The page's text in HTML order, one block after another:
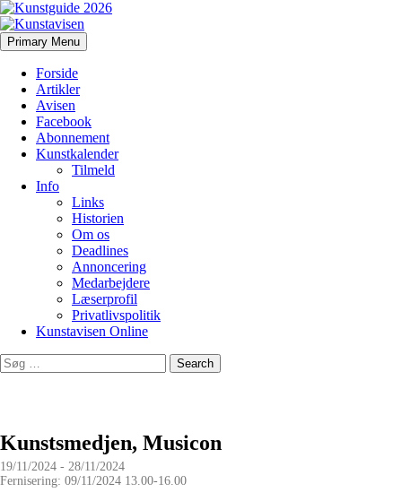
Kunstavisen
Search
Primary Menu Skip
to
Forside
Artikler
Avisen
Facebook
Abonnement
Kunstkalender
Tilmeld
Info
Links
Historien
Om os
Deadlines
Annoncering
Medarbejdere
Læserprofil
Privatlivspolitik
Kunstavisen Online
Search
for:
Kunstsmedjen, Musicon
19/11/2024 - 28/11/2024
Fernisering: 09/11/2024 13.00-16.00